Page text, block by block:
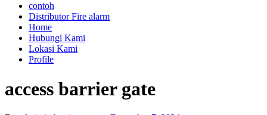
contoh
Distributor Fire alarm
Home
Hubungi Kami
Lokasi Kami
Profile
access barrier gate